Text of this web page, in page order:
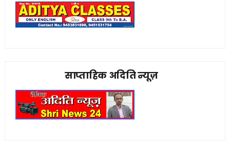
साप्ताहिक अदिति न्यूज़